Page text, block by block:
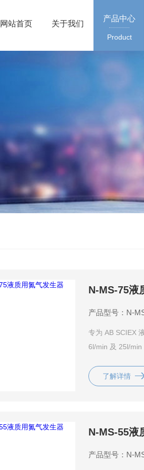
网站首页 关于我们
产品中心
Product
N-MS-75液
产品型号：N-
专为 AB SCIEX
6l/min 及 25l/min
了解详情
N-MS-55液
产品型号：N-